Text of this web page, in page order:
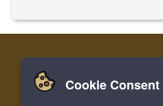
家 登录 寄存器
Cookie Consent